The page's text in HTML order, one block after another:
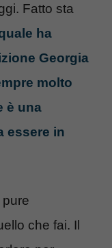
Fatto sta
ha
Georgia
molto
è una
essere in
che fai. Il